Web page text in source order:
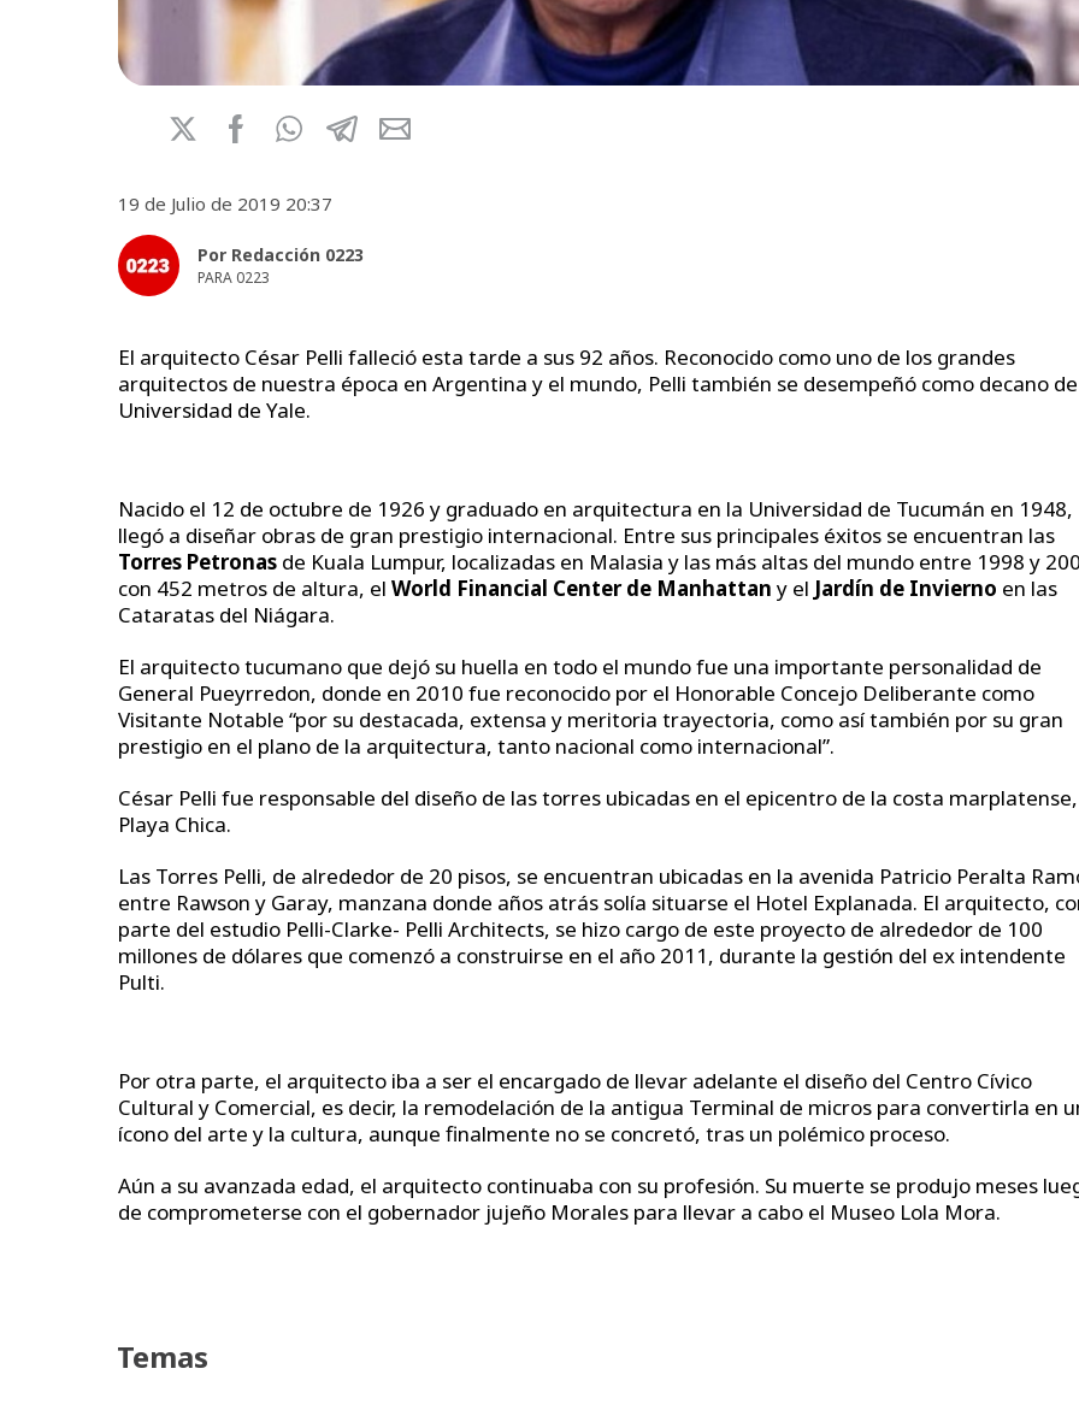
19 de Julio de 2019 20:37
Por Redacción 0223
PARA 0223
El arquitecto César Pelli falleció esta tarde a sus 92 años. Reconocido como uno de los grandes
arquitectos de nuestra época en Argentina y el mundo, Pelli también se desempeñó como decano
Universidad de Yale.
Nacido el 12 de octubre de 1926 y graduado en arquitectura en la Universidad de Tucumán en 1948,
llegó a diseñar obras de gran prestigio internacional. Entre sus principales éxitos se encuentran las
Torres Petronas de Kuala Lumpur, localizadas en Malasia y las más altas del mundo entre 1998 y
con 452 metros de altura, el World Financial Center de Manhattan y el Jardín de Invierno en las
Cataratas del Niágara.
El arquitecto tucumano que dejó su huella en todo el mundo fue una importante personalidad de
General Pueyrredon, donde en 2010 fue reconocido por el Honorable Concejo Deliberante como
Visitante Notable “por su destacada, extensa y meritoria trayectoria, como así también por su gran
prestigio en el plano de la arquitectura, tanto nacional como internacional”.
César Pelli fue responsable del diseño de las torres ubicadas en el epicentro de la costa
Playa Chica.
Las Torres Pelli, de alrededor de 20 pisos, se encuentran ubicadas en la avenida Patricio Peralta
entre Rawson y Garay, manzana donde años atrás solía situarse el Hotel Explanada. El arquitecto,
parte del estudio Pelli-Clarke- Pelli Architects, se hizo cargo de este proyecto de alrededor de 100
millones de dólares que comenzó a construirse en el año 2011, durante la gestión del ex intendente
Pulti.
Por otra parte, el arquitecto iba a ser el encargado de llevar adelante el diseño del Centro Cívico
Cultural y Comercial, es decir, la remodelación de la antigua Terminal de micros para convertirla en
ícono del arte y la cultura, aunque finalmente no se concretó, tras un polémico proceso.
Aún a su avanzada edad, el arquitecto continuaba con su profesión. Su muerte se produjo meses
de comprometerse con el gobernador jujeño Morales para llevar a cabo el Museo Lola Mora.
Temas